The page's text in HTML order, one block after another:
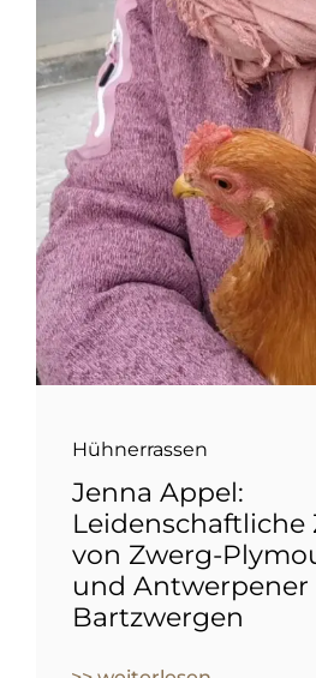
Hühnerrassen
Jenna Appel:
Leidenschaftliche
von Zwerg-
und Antwerpener
Bartzwergen